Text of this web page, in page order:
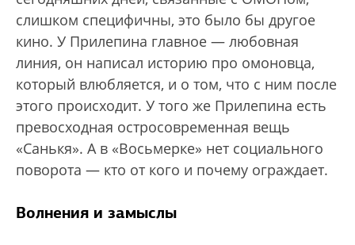
слишком специфичны, это было бы другое
кино. У Прилепина главное — любовная
линия, он написал историю про омоновца,
который влюбляется, и о том, что с ним после
этого происходит. У того же Прилепина есть
превосходная остросовременная вещь
«Санькя». А в «Восьмерке» нет социального
поворота — кто от кого и почему ограждает.
Волнения и замыслы